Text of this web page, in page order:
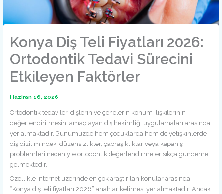
Konya Diş Teli Fiyatları 2026:
Ortodontik Tedavi Sürecini
Etkileyen Faktörler
Haziran 16, 2026
Ortodontik tedaviler, dişlerin ve çenelerin konum ilişkilerinin
değerlendirilmesini amaçlayan diş hekimliği uygulamaları arasında
yer almaktadır. Günümüzde hem çocuklarda hem de yetişkinlerde
diş dizilimindeki düzensizlikler, çapraşıklıklar veya kapanış
problemleri nedeniyle ortodontik değerlendirmeler sıkça gündeme
gelmektedir.
Özellikle internet üzerinde en çok araştırılan konular arasında
“Konya diş teli fiyatları 2026” anahtar kelimesi yer almaktadır. Ancak